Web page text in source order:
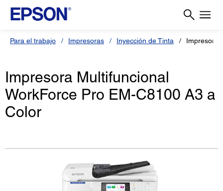
Para el trabajo Impresoras Inyección de Tinta Impresora
Impresora Multifuncional
WorkForce Pro EM-C8100 A3 a
Color